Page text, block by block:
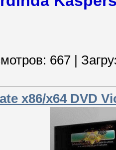
667
x86/x64 DVD